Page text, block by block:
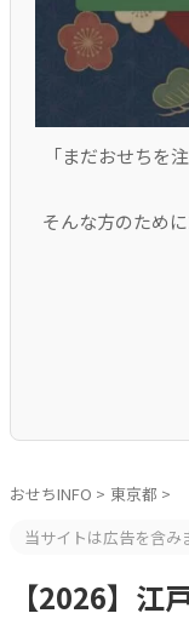
「まだおせちを
そんな方のため
おせちINFO > 東京都 >
当サイトは広告を含み
【2026】江